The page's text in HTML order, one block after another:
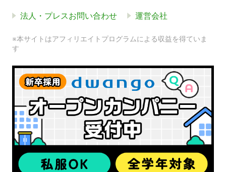
法人・プレスお問い合わせ 運営会社
※本サイトはアフィリエイトプログラムによる収益を得ていま
す